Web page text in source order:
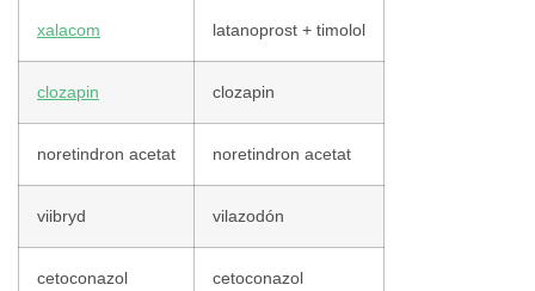
xalacom latanoprost + timolol
clozapin clozapin
noretindron acetat noretindron acetat
viibryd vilazodón
cetoconazol cetoconazol